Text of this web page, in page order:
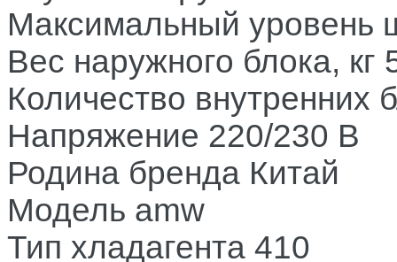
Максимальный уровень
Вес наружного блока, кг
Количество внутренних
Напряжение 220/230 В
Родина бренда Китай
Модель amw
Тип хладагента 410
Задать вопрос